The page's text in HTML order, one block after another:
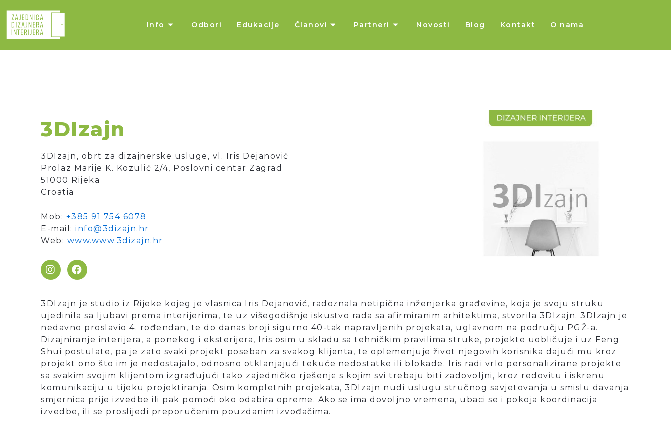
content
Info Odbori Edukacije Članovi Partneri Novosti Blog Kontakt O nama
3DIzajn
3DIzajn, obrt za dizajnerske usluge, vl. Iris Dejanović
Prolaz Marije K. Kozulić 2/4, Poslovni centar Zagrad
51000 Rijeka
Croatia
Mob: +385 91 754 6078
E-mail: info@3dizajn.hr
Web: www.www.3dizajn.hr
I
n
a
g
r
a
m
F
a
b
o
o
k
3DIzajn je studio iz Rijeke kojeg je vlasnica Iris Dejanović, radoznala netipična inženjerka građevine, koja je svoju struku
ujedinila sa ljubavi prema interijerima, te uz višegodišnje iskustvo rada sa afirmiranim arhitektima, stvorila 3DIzajn. 3DIzajn je
nedavno proslavio 4. rođendan, te do danas broji sigurno 40-tak napravljenih projekata, uglavnom na području PGŽ-a.
Dizajniranje interijera, a ponekog i eksterijera, Iris osim u skladu sa tehničkim pravilima struke, projekte uobličuje i uz Feng
Shui postulate, pa je zato svaki projekt poseban za svakog klijenta, te oplemenjuje život njegovih korisnika dajući mu kroz
projekt ono što im je nedostajalo, odnosno otklanjajući tekuće nedostatke ili blokade. Iris radi vrlo personalizirane projekte
sa svakim svojim klijentom izgrađujući tako zajedničko rješenje s kojim svi trebaju biti zadovoljni, kroz redovitu i iskrenu
komunikaciju u tijeku projektiranja. Osim kompletnih projekata, 3DIzajn nudi uslugu stručnog savjetovanja u smislu davanja
smjernica prije izvedbe ili pak pomoći oko odabira opreme. Ako se ima dovoljno vremena, ubaci se i pokoja koordinacija
izvedbe, ili se proslijedi preporučenim pouzdanim izvođačima.